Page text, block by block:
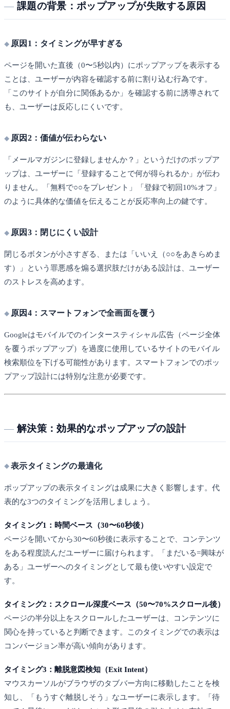
課題の背景：ポップアップが失敗する原因
原因1：タイミングが早すぎる
ページを開いた直後（0〜5秒以内）にポップアップを表示する
ことは、ユーザーが内容を確認する前に割り込む行為です。
「このサイトが自分に関係あるか」を確認する前に誘導されて
も、ユーザーは反応しにくいです。
原因2：価値が伝わらない
「メールマガジンに登録しませんか？」というだけのポップア
ップは、ユーザーに「登録することで何が得られるか」が伝わ
りません。「無料で○○をプレゼント」「登録で初回10%オフ」
のように具体的な価値を伝えることが反応率向上の鍵です。
原因3：閉じにくい設計
閉じるボタンが小さすぎる、または「いいえ（○○をあきらめま
す）」という罪悪感を煽る選択肢だけがある設計は、ユーザー
のストレスを高めます。
原因4：スマートフォンで全画面を覆う
Googleはモバイルでのインタースティシャル広告（ページ全体
を覆うポップアップ）を過度に使用しているサイトのモバイル
検索順位を下げる可能性があります。スマートフォンでのポッ
プアップ設計には特別な注意が必要です。
解決策：効果的なポップアップの設計
表示タイミングの最適化
ポップアップの表示タイミングは成果に大きく影響します。代
表的な3つのタイミングを活用しましょう。
タイミング1：時間ベース（30〜60秒後）
ページを開いてから30〜60秒後に表示することで、コンテンツ
をある程度読んだユーザーに届けられます。「まだいる=興味が
ある」ユーザーへのタイミングとして最も使いやすい設定で
す。
タイミング2：スクロール深度ベース（50〜70%スクロール後）
ページの半分以上をスクロールしたユーザーは、コンテンツに
関心を持っていると判断できます。このタイミングでの表示は
コンバージョン率が高い傾向があります。
タイミング3：離脱意図検知（Exit Intent）
マウスカーソルがブラウザのタブバー方向に移動したことを検
知し、「もうすぐ離脱しそう」なユーザーに表示します。「待